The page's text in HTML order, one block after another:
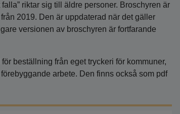
riktar sig till äldre personer. Broschyren är
2019. Den är uppdaterad när det gäller
versionen av broschyren är fortfarande
beställning från eget tryckeri för kommuner,
arbete. Den finns också som pdf